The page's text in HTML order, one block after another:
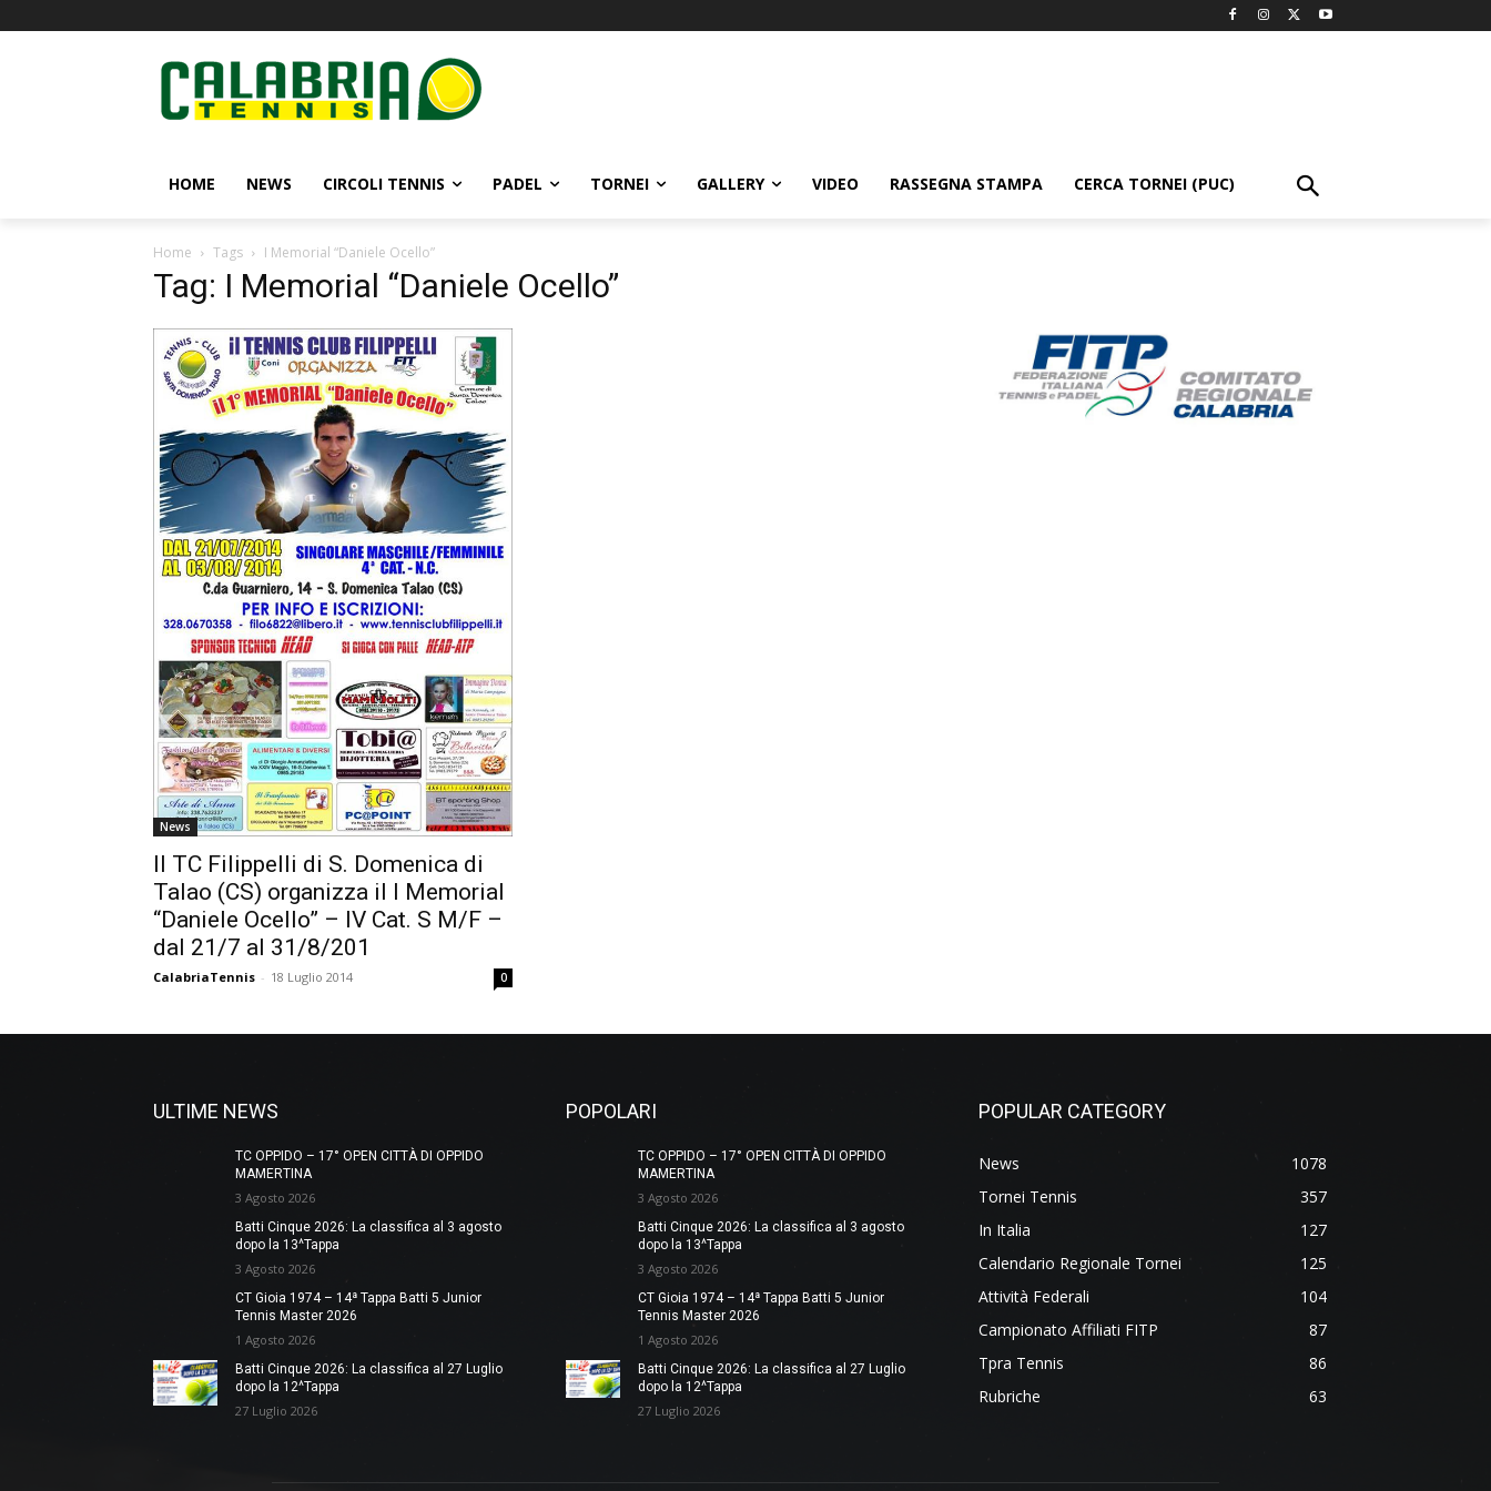
HOME NEWS CIRCOLI TENNIS PADEL TORNEI GALLERY VIDEO RASSEGNA STAMPA CERCA TORNEI (PUC)
Home Tags I Memorial “Daniele Ocello”
Tag: I Memorial “Daniele Ocello”
News
Il TC Filippelli di S. Domenica di
Talao (CS) organizza il I Memorial
“Daniele Ocello” – IV Cat. S M/F –
dal 21/7 al 31/8/201
CalabriaTennis - 18 Luglio 2014 0
ULTIME NEWS
TC OPPIDO – 17° OPEN CITTÀ DI OPPIDO
MAMERTINA
3 Agosto 2026
Batti Cinque 2026: La classifica al 3 agosto
dopo la 13^Tappa
3 Agosto 2026
CT Gioia 1974 – 14ª Tappa Batti 5 Junior
Tennis Master 2026
1 Agosto 2026
Batti Cinque 2026: La classifica al 27 Luglio
dopo la 12^Tappa
27 Luglio 2026
POPOLARI
TC OPPIDO – 17° OPEN CITTÀ DI OPPIDO
MAMERTINA
3 Agosto 2026
Batti Cinque 2026: La classifica al 3 agosto
dopo la 13^Tappa
3 Agosto 2026
CT Gioia 1974 – 14ª Tappa Batti 5 Junior
Tennis Master 2026
1 Agosto 2026
Batti Cinque 2026: La classifica al 27 Luglio
dopo la 12^Tappa
27 Luglio 2026
POPULAR CATEGORY
News
1078
Tornei Tennis
357
In Italia
127
Calendario Regionale Tornei
125
Attività Federali
104
Campionato Affiliati FITP
87
Tpra Tennis
86
Rubriche
63